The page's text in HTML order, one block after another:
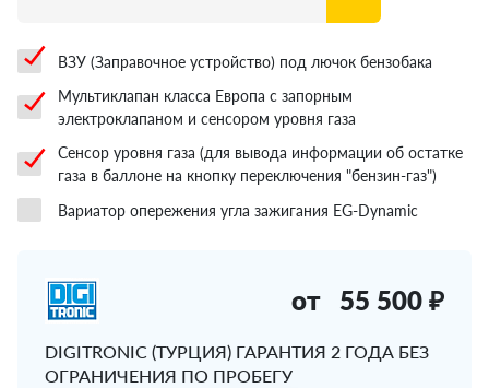
ВЗУ (Заправочное устройство) под лючок бензобака
Мультиклапан класса Европа с запорным
электроклапаном и сенсором уровня газа
Сенсор уровня газа (для вывода информации об остатке
газа в баллоне на кнопку переключения "бензин-газ")
Вариатор опережения угла зажигания EG-Dynamic
DIGITRONIC (ТУРЦИЯ) ГАРАНТИЯ 2 ГОДА БЕЗ
ОГРАНИЧЕНИЯ ПО ПРОБЕГУ
от 55 500 ₽